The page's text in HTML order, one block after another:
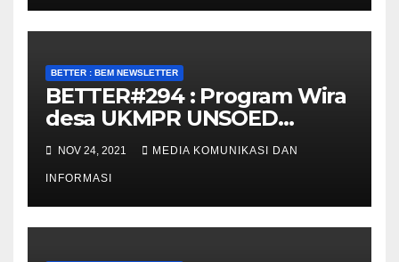
BETTER : BEM NEWSLETTER
BETTER#294 : Program Wira
desa UKMPR UNSOED
Bangkitkan Potensi Desa
NOV 24, 2021 MEDIA KOMUNIKASI DAN
INFORMASI